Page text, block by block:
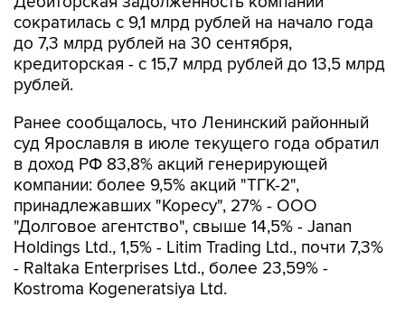
сократилась с 9,1 млрд рублей на начало года
до 7,3 млрд рублей на 30 сентября,
кредиторская - с 15,7 млрд рублей до 13,5 млрд
рублей.
Ранее сообщалось, что Ленинский районный
суд Ярославля в июле текущего года обратил
в доход РФ 83,8% акций генерирующей
компании: более 9,5% акций "ТГК-2",
принадлежавших "Коресу", 27% - ООО
"Долговое агентство", свыше 14,5% - Janan
Holdings Ltd., 1,5% - Litim Trading Ltd., почти 7,3%
- Raltaka Enterprises Ltd., более 23,59% -
Kostroma Kogeneratsiya Ltd.